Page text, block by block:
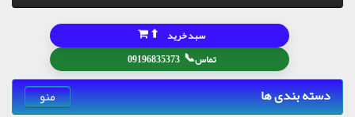
تماس📞
09196835373
سبد خرید ⬆
دسته بندی ها منو